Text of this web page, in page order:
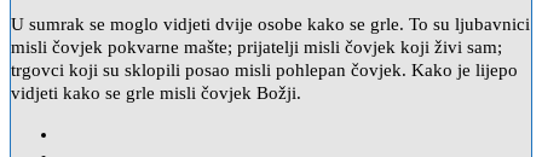
U sumrak se moglo vidjeti dvije osobe kako se grle. To su ljubavnici
misli čovjek pokvarne mašte; prijatelji misli čovjek koji živi sam;
trgovci koji su sklopili posao misli pohlepan čovjek. Kako je lijepo
vidjeti kako se grle misli čovjek Božji.